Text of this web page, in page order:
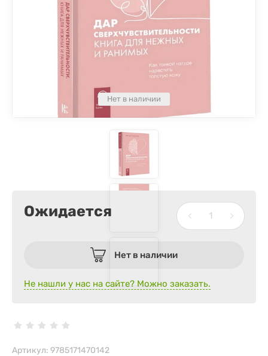
Нет в наличии
Ожидается
Нет в наличии
Не нашли у нас на сайте? Можно заказать.
Артикул: 9785171470142